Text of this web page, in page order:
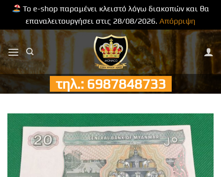
Το e-shop παραμένει κλειστό λόγω διακοπών και θα
επαναλειτουργήσει στις 28/08/2026. Απόρριψη
Μετάβαση
στο
περιεχόμενο
τηλ.: 6987848733